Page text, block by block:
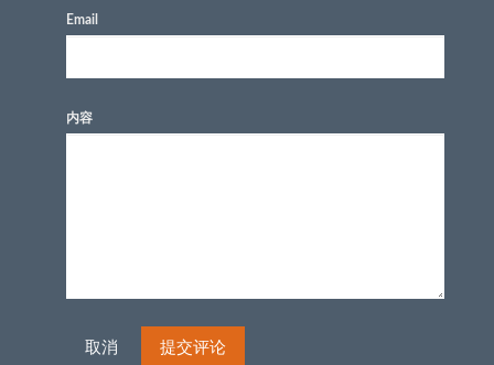
Email
内容
取消 提交评论